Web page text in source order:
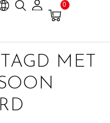
0
MET